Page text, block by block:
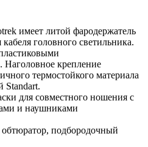
имеет литой фародержатель
головного светильника.
крепление
термостойкого материала
Standart.
для совместного ношения с
и наушниками
подбородочный